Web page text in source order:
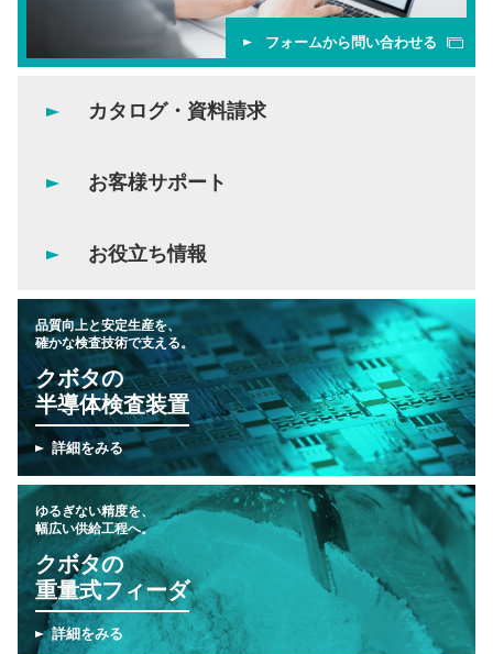
フォームから問い合わせる
カタログ・資料請求
お客様サポート
お役立ち情報
品質向上と安定生産を、
確かな検査技術で支える。
クボタの
半導体検査装置
詳細をみる
ゆるぎない精度を、
幅広い供給工程へ。
クボタの
重量式フィーダ
詳細をみる